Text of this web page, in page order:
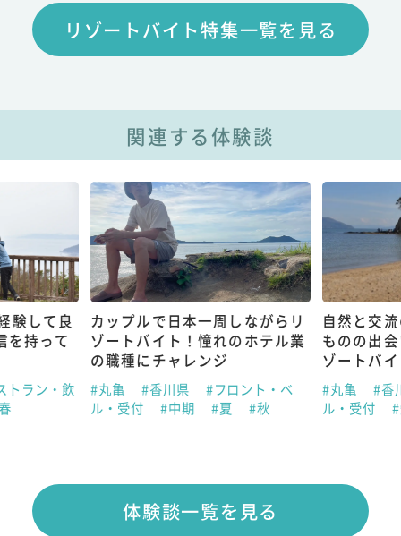
リゾートバイト特集一覧を見る
関連する体験談
験して良
を持って
トラン・飲
カップルで日本一周しながらリ
ゾートバイト！憧れのホテル業
の職種にチャレンジ
#丸亀 #香川県
#フロント・ベ
ル・受付
#中期 #夏 #秋
自然と交
ものの出
ゾートバ
#丸亀
#香
ル・受付
体験談一覧を見る